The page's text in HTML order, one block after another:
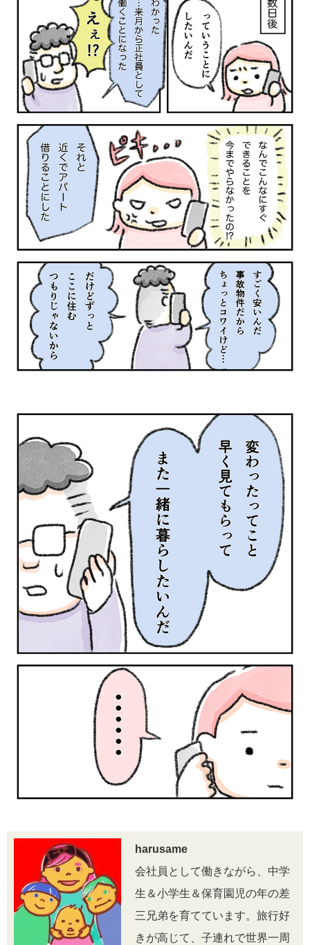
harusame
会社員として働きながら、中学
生＆小学生＆保育園児の年の差
三兄弟を育てています。旅行好
きが高じて、子連れで世界一周